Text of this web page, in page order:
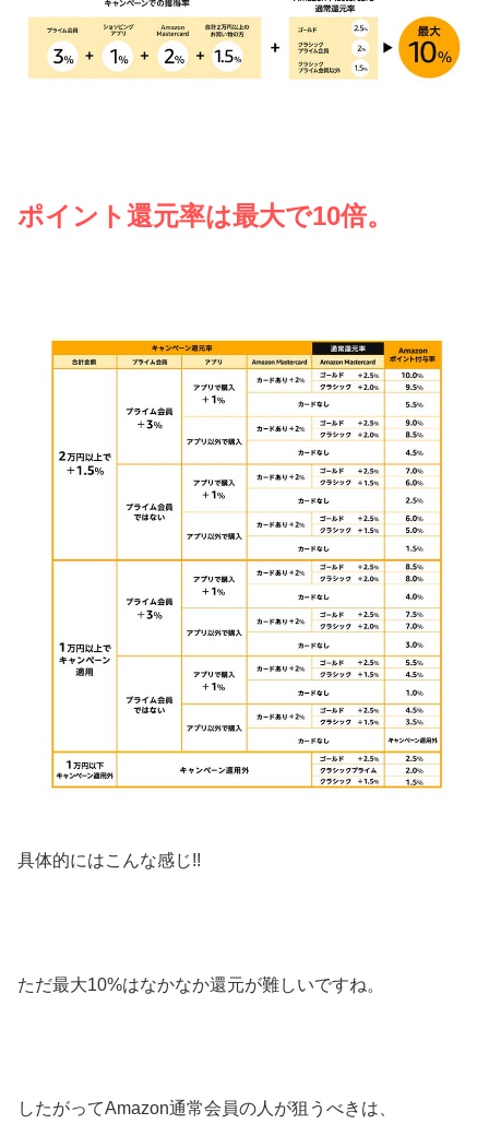
ポイント還元率は最大で10倍。
具体的にはこんな感じ!!
ただ最大10%はなかなか還元が難しいですね。
したがってAmazon通常会員の人が狙うべきは、